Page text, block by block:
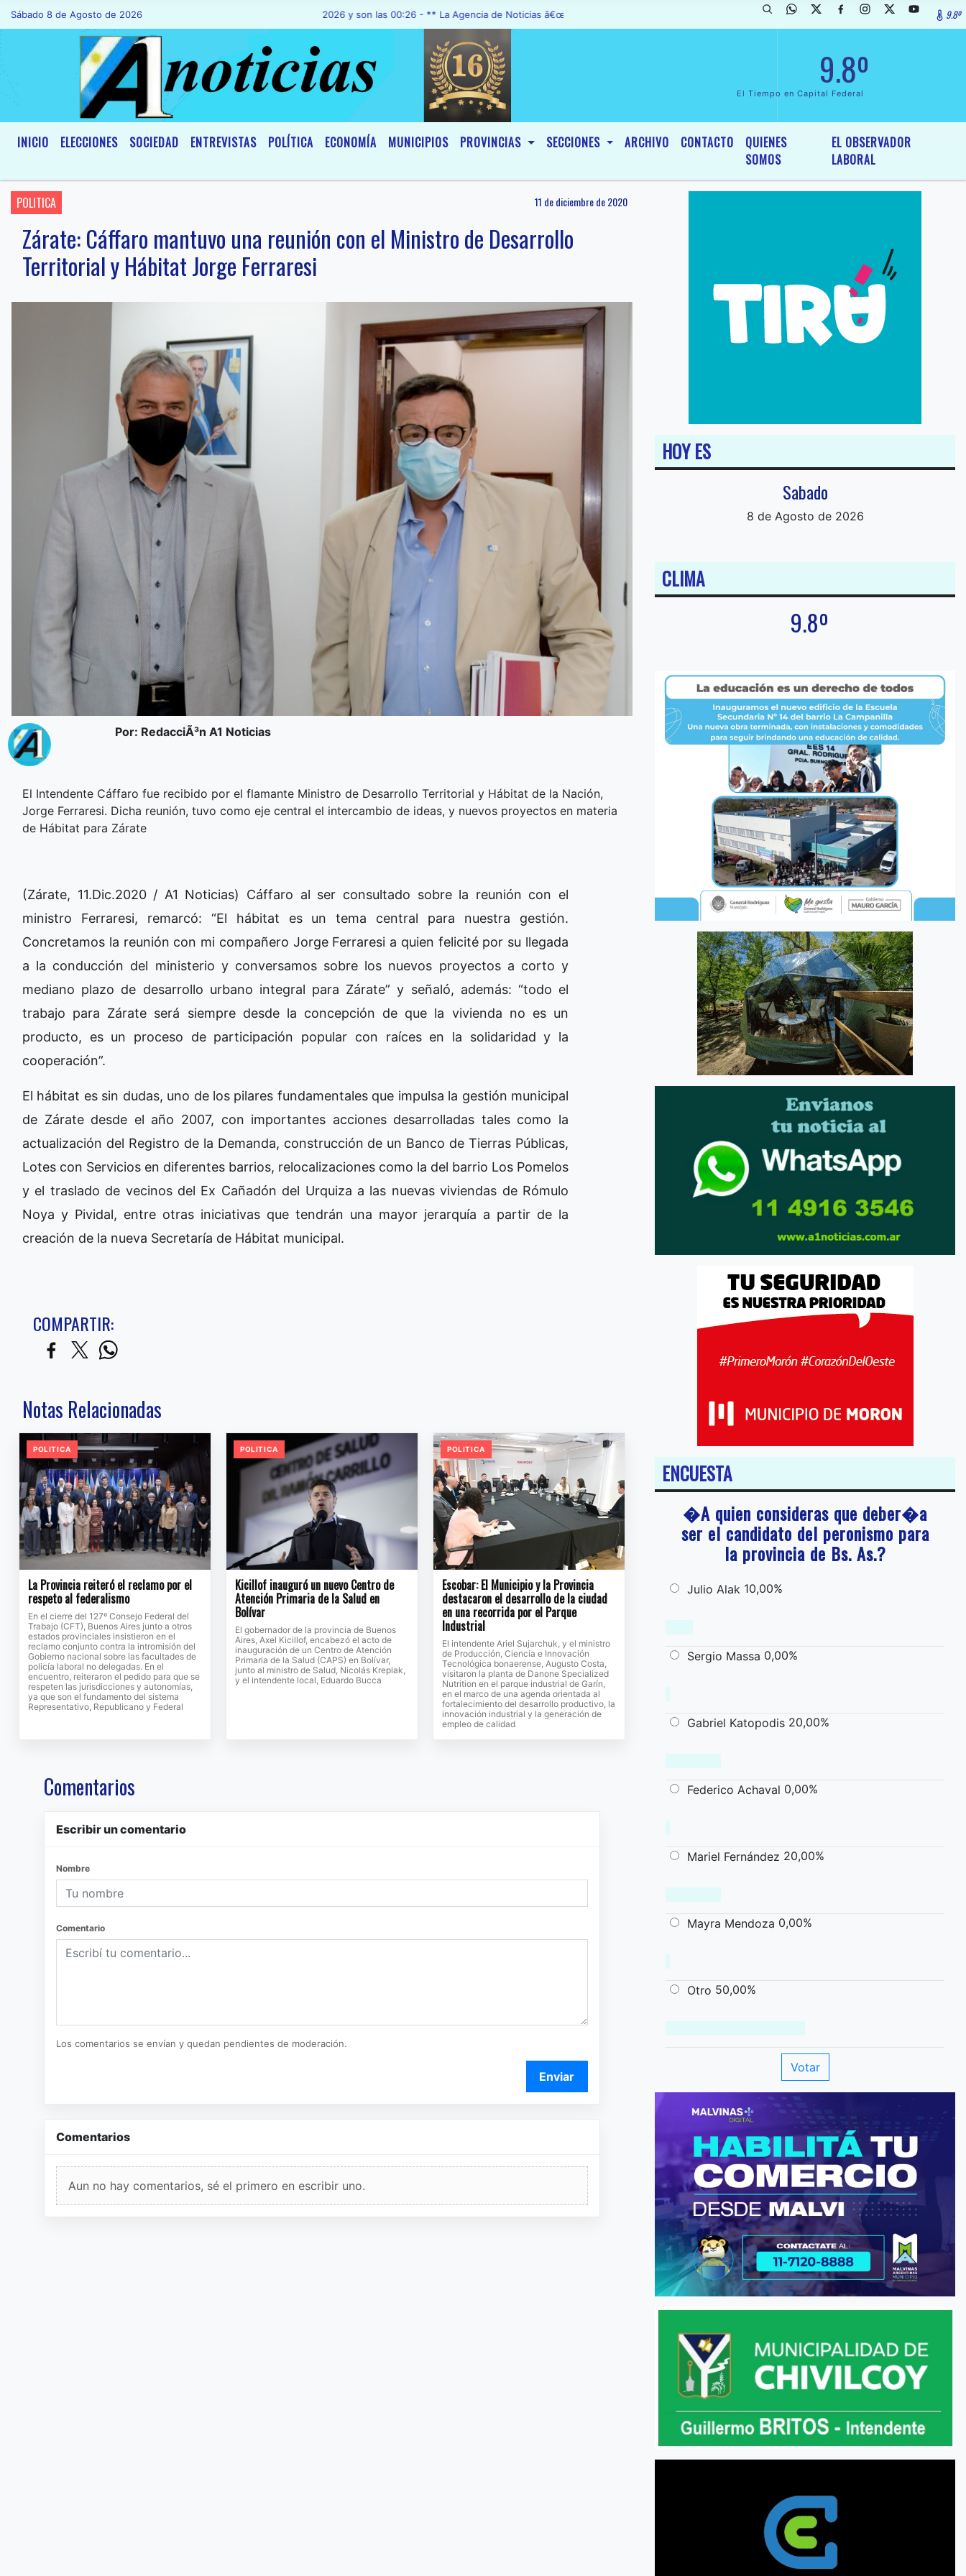
Sábado 8 de Agosto de 2026Hoy es Sábado 8 de Agosto de 2026 y son las 00:26 - ** La Agencia de Noticias â€œA1 Noticiasâ€, fue declarada de InterÃ©s General y Legislativo, por Ordenanza NÂº 6236/19 del9.8º
9.8º
El Tiempo en Capital Federal
INICIO ELECCIONES SOCIEDAD ENTREVISTAS POLÍTICA ECONOMÍA MUNICIPIOS PROVINCIAS SECCIONES ARCHIVO CONTACTO
QUIENES
SOMOS
EL OBSERVADOR
LABORAL
POLITICA 11 de diciembre de 2020
Zárate: Cáffaro mantuvo una reunión con el Ministro de Desarrollo
Territorial y Hábitat Jorge Ferraresi
Por: RedacciÃ³n A1 Noticias
El Intendente Cáffaro fue recibido por el flamante Ministro de Desarrollo Territorial y Hábitat de la Nación,
Jorge Ferraresi. Dicha reunión, tuvo como eje central el intercambio de ideas, y nuevos proyectos en materia
de Hábitat para Zárate
(Zárate, 11.Dic.2020 / A1 Noticias) Cáffaro al ser consultado sobre la reunión con el
ministro Ferraresi, remarcó: “El hábitat es un tema central para nuestra gestión.
Concretamos la reunión con mi compañero Jorge Ferraresi a quien felicité por su llegada
a la conducción del ministerio y conversamos sobre los nuevos proyectos a corto y
mediano plazo de desarrollo urbano integral para Zárate” y señaló, además: “todo el
trabajo para Zárate será siempre desde la concepción de que la vivienda no es un
producto, es un proceso de participación popular con raíces en la solidaridad y la
cooperación”.
El hábitat es sin dudas, uno de los pilares fundamentales que impulsa la gestión municipal
de Zárate desde el año 2007, con importantes acciones desarrolladas tales como la
actualización del Registro de la Demanda, construcción de un Banco de Tierras Públicas,
Lotes con Servicios en diferentes barrios, relocalizaciones como la del barrio Los Pomelos
y el traslado de vecinos del Ex Cañadón del Urquiza a las nuevas viviendas de Rómulo
Noya y Pividal, entre otras iniciativas que tendrán una mayor jerarquía a partir de la
creación de la nueva Secretaría de Hábitat municipal.
COMPARTIR:
Notas Relacionadas
POLITICA
La Provincia reiteró el reclamo por el
respeto al federalismo
En el cierre del 127º Consejo Federal del
Trabajo (CFT), Buenos Aires junto a otros
estados provinciales insistieron en el
reclamo conjunto contra la intromisión del
Gobierno nacional sobre las facultades de
policía laboral no delegadas. En el
encuentro, reiteraron el pedido para que se
respeten las jurisdicciones y autonomías,
ya que son el fundamento del sistema
Representativo, Republicano y Federal
POLITICA
Kicillof inauguró un nuevo Centro de
Atención Primaria de la Salud en
Bolívar
El gobernador de la provincia de Buenos
Aires, Axel Kicillof, encabezó el acto de
inauguración de un Centro de Atención
Primaria de la Salud (CAPS) en Bolívar,
junto al ministro de Salud, Nicolás Kreplak,
y el intendente local, Eduardo Bucca
POLITICA
Escobar: El Municipio y la Provincia
destacaron el desarrollo de la ciudad
en una recorrida por el Parque
Industrial
El intendente Ariel Sujarchuk, y el ministro
de Producción, Ciencia e Innovación
Tecnológica bonaerense, Augusto Costa,
visitaron la planta de Danone Specialized
Nutrition en el parque industrial de Garín,
en el marco de una agenda orientada al
fortalecimiento del desarrollo productivo, la
innovación industrial y la generación de
empleo de calidad
Comentarios
Escribir un comentario
Nombre
Comentario
Los comentarios se envían y quedan pendientes de moderación.
Enviar
Comentarios
Aun no hay comentarios, sé el primero en escribir uno.
HOY ES
Sabado
8 de Agosto de 2026
CLIMA
9.8º
ENCUESTA
�A quien consideras que deber�a
ser el candidato del peronismo para
la provincia de Bs. As.?
Julio Alak 10,00%
Sergio Massa 0,00%
Gabriel Katopodis 20,00%
Federico Achaval 0,00%
Mariel Fernández 20,00%
Mayra Mendoza 0,00%
Otro 50,00%